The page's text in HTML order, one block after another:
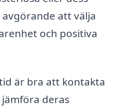
att välja
och positiva
är bra att kontakta
deras